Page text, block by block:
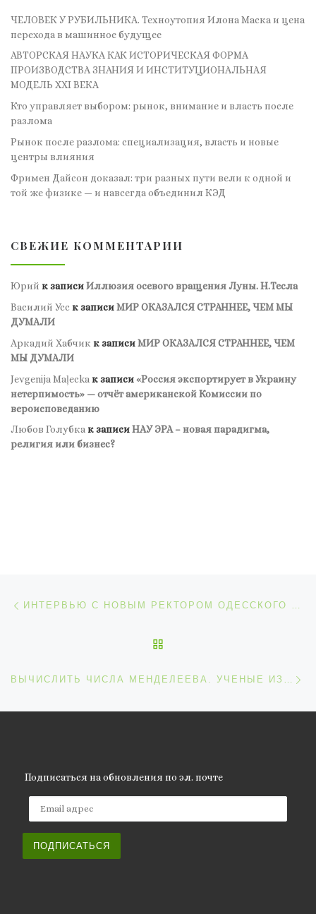
ЧЕЛОВЕК У РУБИЛЬНИКА. Техноутопия Илона Маска и цена
перехода в машинное будущее
АВТОРСКАЯ НАУКА КАК ИСТОРИЧЕСКАЯ ФОРМА
ПРОИЗВОДСТВА ЗНАНИЯ И ИНСТИТУЦИОНАЛЬНАЯ
МОДЕЛЬ XXI ВЕКА
Кто управляет выбором: рынок, внимание и власть после
разлома
Рынок после разлома: специализация, власть и новые
центры влияния
Фримен Дайсон доказал: три разных пути вели к одной и
той же физике — и навсегда объединил КЭД
СВЕЖИЕ КОММЕНТАРИИ
Юрий к записиИллюзия осевого вращения Луны. Н.Тесла
Василий Усс к записиМИР ОКАЗАЛСЯ СТРАННЕЕ, ЧЕМ МЫ
ДУМАЛИ
Аркадий Хабчик к записиМИР ОКАЗАЛСЯ СТРАННЕЕ, ЧЕМ
МЫ ДУМАЛИ
Jevgenija Maļecka к записи«Россия экспортирует в Украину
нетерпимость» — отчёт американской Комиссии по
вероисповеданию
Любов Голубкак записиНАУ ЭРА – новая парадигма,
религия или бизнес?
ИНТЕРВЬЮ С НОВЫМ РЕКТОРОМ ОДЕССКОГО ЭКОНОМИЧЕСКОГО А. КОВАЛЁВЫМ
ВЫЧИСЛИТЬ ЧИСЛА МЕНДЕЛЕЕВА. УЧЕНЫЕ ИЗ СКОЛКОВО ВЫВЕЛИ ФОРМУЛУ
Подписаться на обновления по эл. почте
ПОДПИСАТЬСЯ